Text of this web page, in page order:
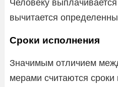
Человеку
вычитается
Сроки исполнения
Значимым отличием
мерами считаются